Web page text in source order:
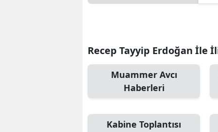
Recep Tayyip Erdoğan İle
Muammer Avcı
Haberleri
Kabine Toplantısı